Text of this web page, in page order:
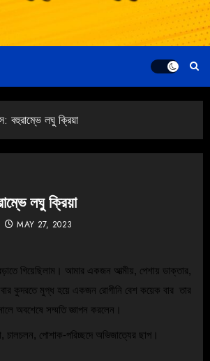
বহুরাম্ভে লঘু ক্রিয়া
লঘু ক্রিয়া
MAY 27, 2023
গিয়েছিলাম। আমার একজন আত্মীয়, পেশায় ডাক্তার,
কুদরতে মুগ্ধ হয়ে একজন রোগীনি বেশ কয়েক বার  তার
অবশেষে সম্মতি জ্ঞাপন করলেন।
চালচলন, পোশাক-পরিচ্ছদে অভিজাত্যের ছাপ।